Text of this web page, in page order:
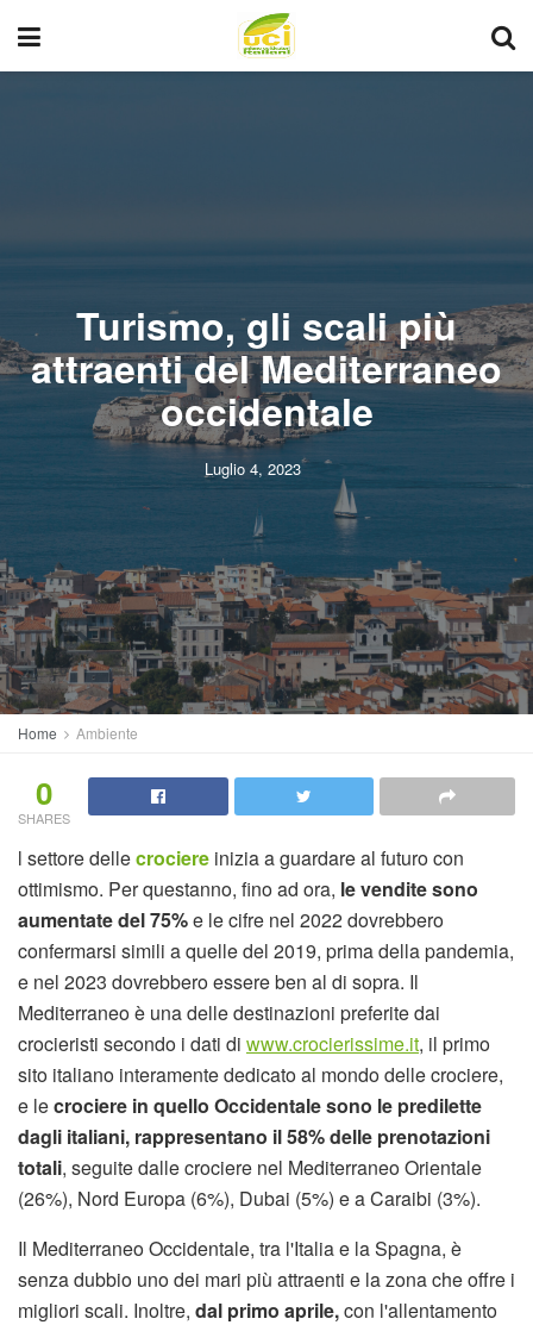
Turismo, gli scali più
attraenti del Mediterraneo
occidentale
Luglio 4, 2023
Home Ambiente
0
SHARES
l settore dellecrociere inizia a guardare al futuro con
ottimismo. Per questanno, fino ad ora, le vendite sono
aumentate del 75%e le cifre nel 2022 dovrebbero
confermarsi simili a quelle del 2019, prima della pandemia,
e nel 2023 dovrebbero essere ben al di sopra. Il
Mediterraneo è una delle destinazioni preferite dai
crocieristi secondo i dati di www.crocierissime.it, il primo
sito italiano interamente dedicato al mondo delle crociere,
e lecrociere in quello Occidentale sono le predilette
dagli italiani, rappresentano il 58% delle prenotazioni
totali, seguite dalle crociere nel Mediterraneo Orientale
(26%), Nord Europa (6%), Dubai (5%) e a Caraibi (3%).
Il Mediterraneo Occidentale, tra l'Italia e la Spagna, è
senza dubbio uno dei mari più attraenti e la zona che offre i
migliori scali. Inoltre, dal primo aprile,con l'allentamento